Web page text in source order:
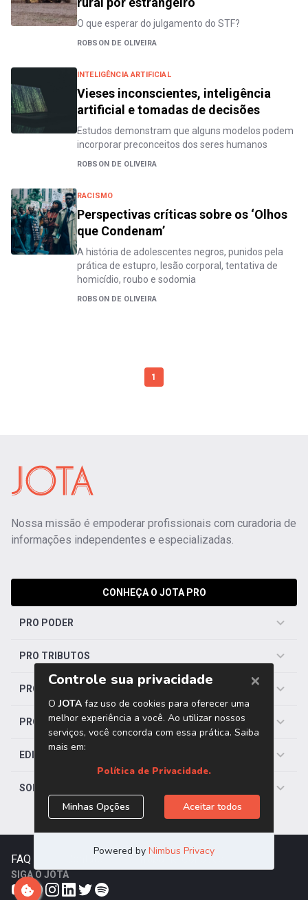
O que esperar do julgamento do STF?
ROBSON DE OLIVEIRA
INTELIGÊNCIA ARTIFICIAL
Vieses inconscientes, inteligência
artificial e tomadas de decisões
Estudos demonstram que alguns modelos podem
incorporar preconceitos dos seres humanos
ROBSON DE OLIVEIRA
RACISMO
Perspectivas críticas sobre os ‘Olhos
que Condenam’
A história de adolescentes negros, punidos pela
prática de estupro, lesão corporal, tentativa de
homicídio, roubo e sodomia
ROBSON DE OLIVEIRA
1
Nossa missão é empoderar profissionais com curadoria de
informações independentes e especializadas.
CONHEÇA O JOTA PRO
PRO PODER
PRO TRIBUTOS
PRO TRABALHISTA
PRO SAÚDE
EDITORIAS
SOBRE O JOTA
FAQ Trabalhe Conosco
SIGA O JOTA